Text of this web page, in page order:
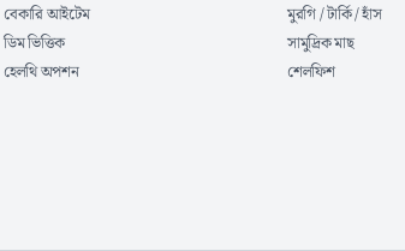
বেকারি আইটেম
ডিম ভিত্তিক
হেলথি অপশন
মুরগি / টার্কি / হাঁস
সামুদ্রিক মাছ
শেলফিশ